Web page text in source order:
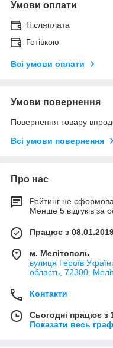
Умови оплати
Післяплата
Готівкою
Всі умови оплати
Умови повернення
Повернення товару
Всі умови повернення
Про нас
Рейтинг не
Менше 5 відгуків за
Працює з
м. Мелітополь
вулиця Героїв
область, 72300,
Контакти
Сьогодні працює з
Показати весь